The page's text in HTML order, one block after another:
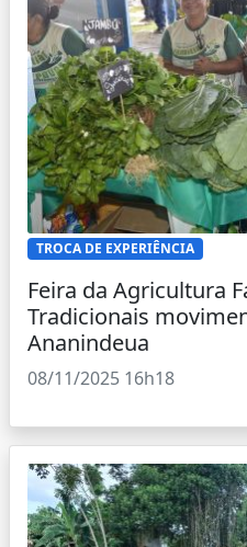
TROCA DE EXPERIÊNCIA
Feira da Agricultura
Tradicionais
Ananindeua
08/11/2025 16h18